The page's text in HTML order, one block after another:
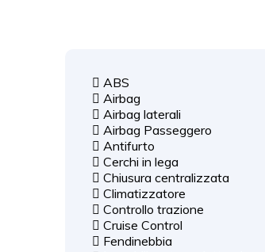
ABS
Airbag
Airbag laterali
Airbag Passeggero
Antifurto
Cerchi in lega
Chiusura centralizzata
Climatizzatore
Controllo trazione
Cruise Control
Fendinebbia